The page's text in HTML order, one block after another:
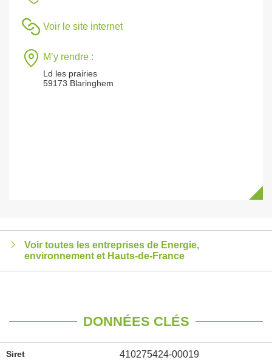
Voir le site internet
M’y rendre :
Ld les prairies
59173 Blaringhem
Voir toutes les entreprises de Energie,
environnement et Hauts-de-France
DONNÉES CLÉS
Siret 410275424-00019